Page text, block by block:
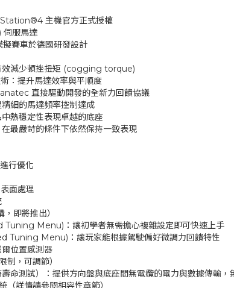
主機官方正式授權
服馬達
賽車於德國研發設計
效減少頓挫扭矩 (cogging torque)
：提升馬達效率與平順度
直接驅動開發的全新力回饋協議
細的馬達頻率控制達成
熱穩定性表現卓越的底座
最嚴苛的條件下依然保持一致表現
行優化
面處理
即將推出）
Tuning Menu)：讓初學者無需擔心複雜設定即可快速上手
Tuning Menu)：讓玩家能根據駕駛偏好微調力回饋特性
位置感測器
制，可調節）
命測試）：提供方向盤與底座間無電纜的電力與數據傳輸，
詳情請參閱相容性章節）